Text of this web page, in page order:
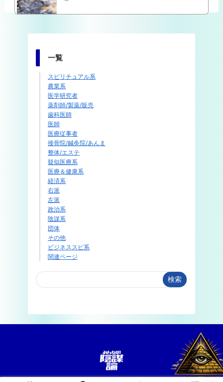
一覧
スピリチュアル系
農業系
医学研究者
薬剤師/製薬/販売
歯科医師
医師
医療従事者
接骨院/鍼灸院/あんま
整体/エステ
疑似医療系
医療＆健康系
経済系
右派
左派
政治系
陰謀系
団体
その他
ビジネススピ系
関連ページ
検索